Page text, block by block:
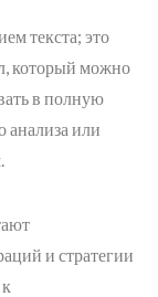
текста; это
который можно
в полную
анализа или
и стратегии